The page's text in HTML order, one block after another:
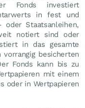
Fonds investiert
in fest und
oder Staatsanleihen,
notiert sind oder
in das gesamte
besicherten
Fonds kann bis zu
mit einem
oder in Wertpapieren